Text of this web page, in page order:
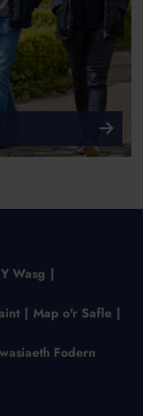
Y Wasg
Map o'r Safle
Fodern